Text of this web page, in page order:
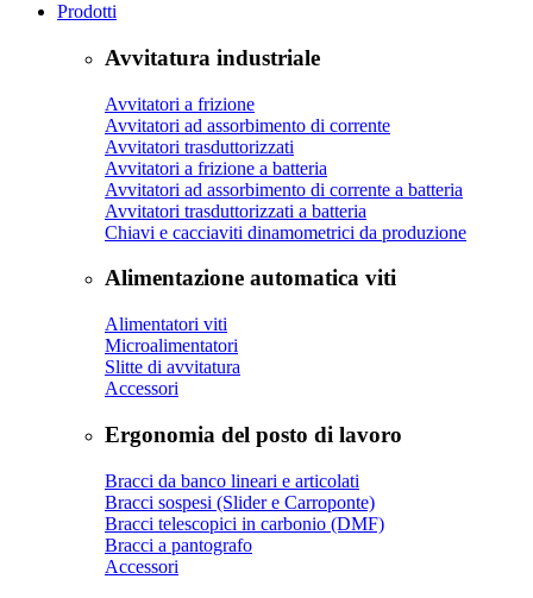
Prodotti
Avvitatura industriale
Avvitatori a frizione
Avvitatori ad assorbimento di corrente
Avvitatori trasduttorizzati
Avvitatori a frizione a batteria
Avvitatori ad assorbimento di corrente a batteria
Avvitatori trasduttorizzati a batteria
Chiavi e cacciaviti dinamometrici da produzione
Alimentazione automatica viti
Alimentatori viti
Microalimentatori
Slitte di avvitatura
Accessori
Ergonomia del posto di lavoro
Bracci da banco lineari e articolati
Bracci sospesi (Slider e Carroponte)
Bracci telescopici in carbonio (DMF)
Bracci a pantografo
Accessori